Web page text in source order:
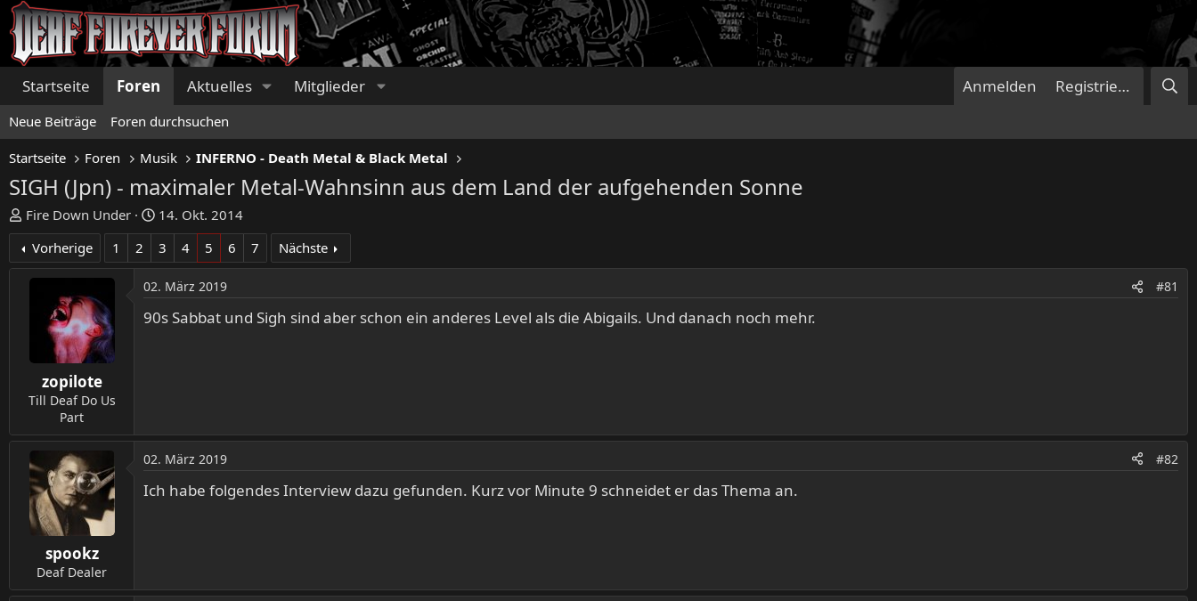
Startseite Foren Aktuelles Mitglieder Anmelden Registrieren
Neue Beiträge Foren durchsuchen
Startseite Foren Musik INFERNO - Death Metal & Black Metal
SIGH (Jpn) - maximaler Metal-Wahnsinn aus dem Land der aufgehenden Sonne
E
r
t
r
Fire Down Under
E
r
s
t
e
l
14. Okt. 2014
Vorherige
1 2 3 4 5 6 7 Nächste
zopilote
Till Deaf Do Us
Part
02. März 2019 #81
90s Sabbat und Sigh sind aber schon ein anderes Level als die Abigails. Und danach noch mehr.
spookz
Deaf Dealer
02. März 2019 #82
Ich habe folgendes Interview dazu gefunden. Kurz vor Minute 9 schneidet er das Thema an.